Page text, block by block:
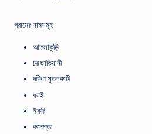
গ্রামের নামসমুহ
আতলাকুড়ি
চর ছাতিয়ানী
দক্ষিণ সুতলকাঠি
ধনই
ইকরি
কনেশ্বর